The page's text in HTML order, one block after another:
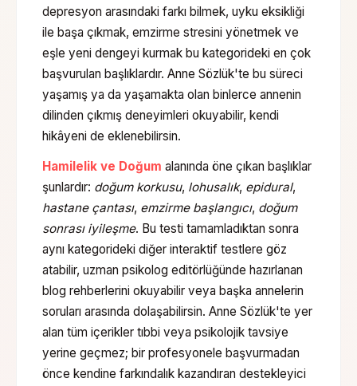
depresyon arasındaki farkı bilmek, uyku eksikliği
ile başa çıkmak, emzirme stresini yönetmek ve
eşle yeni dengeyi kurmak bu kategorideki en çok
başvurulan başlıklardır. Anne Sözlük'te bu süreci
yaşamış ya da yaşamakta olan binlerce annenin
dilinden çıkmış deneyimleri okuyabilir, kendi
hikâyeni de eklenebilirsin.
Hamilelik ve Doğum alanında öne çıkan başlıklar
şunlardır: doğum korkusu, lohusalık, epidural,
hastane çantası, emzirme başlangıcı, doğum
sonrası iyileşme. Bu testi tamamladıktan sonra
aynı kategorideki diğer interaktif testlere göz
atabilir, uzman psikolog editörlüğünde hazırlanan
blog rehberlerini okuyabilir veya başka annelerin
soruları arasında dolaşabilirsin. Anne Sözlük'te yer
alan tüm içerikler tıbbi veya psikolojik tavsiye
yerine geçmez; bir profesyonele başvurmadan
önce kendine farkındalık kazandıran destekleyici